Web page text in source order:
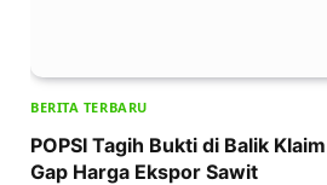
BERITA TERBARU
POPSI Tagih Bukti di Balik
Gap Harga Ekspor Sawit